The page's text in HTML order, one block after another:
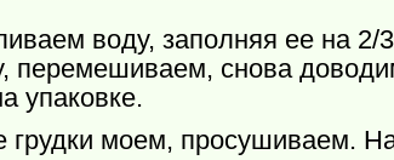
воду, заполняя ее на 2/
перемешиваем, снова
упаковке.
грудки моем, просушиваем.